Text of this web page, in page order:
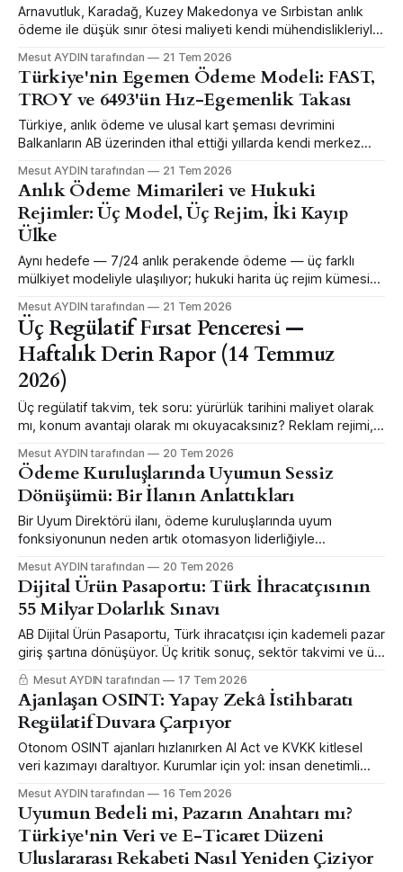
Arnavutluk, Karadağ, Kuzey Makedonya ve Sırbistan anlık
ödeme ile düşük sınır ötesi maliyeti kendi mühendislikleriyle
Karadağ bunun ölçülmüş vitrini.
Mesut AYDIN tarafından 21 Tem 2026
Türkiye'nin Egemen Ödeme Modeli: FAST,
TROY ve 6493'ün Hız-Egemenlik Takası
Türkiye, anlık ödeme ve ulusal kart şeması devrimini
Balkanların AB üzerinden ithal ettiği yıllarda kendi merkez
— sınır ötesi bağlanabilirlikten feragat ederek.
Mesut AYDIN tarafından 21 Tem 2026
Anlık Ödeme Mimarileri ve Hukuki
Rejimler: Üç Model, Üç Rejim, İki Kayıp
Ülke
Aynı hedefe — 7/24 anlık perakende ödeme — üç farklı
mülkiyet modeliyle ulaşılıyor; hukuki harita üç rejim kümesine
da dışında bırakıyor.
Mesut AYDIN tarafından 21 Tem 2026
Üç Regülatif Fırsat Penceresi —
Haftalık Derin Rapor (14 Temmuz
2026)
Üç regülatif takvim, tek soru: yürürlük tarihini maliyet olarak
mı, konum avantajı olarak mı okuyacaksınız? Reklam rejimi,
Mesut AYDIN tarafından 20 Tem 2026
Ödeme Kuruluşlarında Uyumun Sessiz
Dönüşümü: Bir İlanın Anlattıkları
Bir Uyum Direktörü ilanı, ödeme kuruluşlarında uyum
fonksiyonunun neden artık otomasyon liderliğiyle
Mesut AYDIN tarafından 20 Tem 2026
Dijital Ürün Pasaportu: Türk İhracatçısının
55 Milyar Dolarlık Sınavı
AB Dijital Ürün Pasaportu, Türk ihracatçısı için kademeli pazar
giriş şartına dönüşüyor. Üç kritik sonuç, sektör takvimi ve üç
acil eylem — tam rapor PDF ekiyle.
Mesut AYDIN tarafından 17 Tem 2026
Ajanlaşan OSINT: Yapay Zekâ İstihbaratı
Regülatif Duvara Çarpıyor
Otonom OSINT ajanları hızlanırken AI Act ve KVKK kitlesel
veri kazımayı daraltıyor. Kurumlar için yol: insan denetimli
Mesut AYDIN tarafından 16 Tem 2026
Uyumun Bedeli mi, Pazarın Anahtarı mı?
Türkiye'nin Veri ve E-Ticaret Düzeni
Uluslararası Rekabeti Nasıl Yeniden Çiziyor